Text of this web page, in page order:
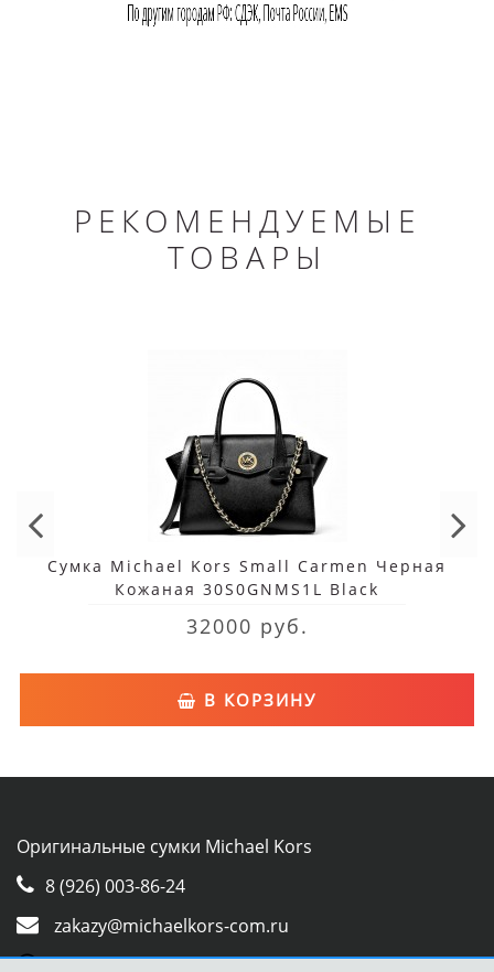
РЕКОМЕНДУЕМЫЕ
ТОВАРЫ
Сумка Michael Kors Small Carmen Черная
Кожаная 30S0GNMS1L Black
32000 руб.
В КОРЗИНУ
Оригинальные сумки Michael Kors
8 (926) 003-86-24
zakazy@michaelkors-com.ru
Whatsapp